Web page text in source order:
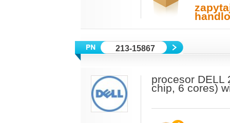
213-15867
procesor DELL
chip, 6 cores)